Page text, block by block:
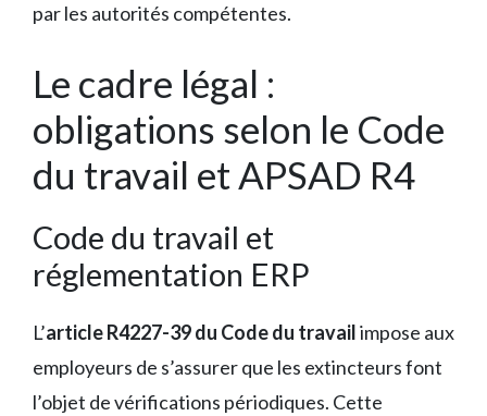
par les autorités compétentes.
Le cadre légal :
obligations selon le Code
du travail et APSAD R4
Code du travail et
réglementation ERP
L’article R4227-39 du Code du travailimpose aux
employeurs de s’assurer que les extincteurs font
l’objet de vérifications périodiques. Cette